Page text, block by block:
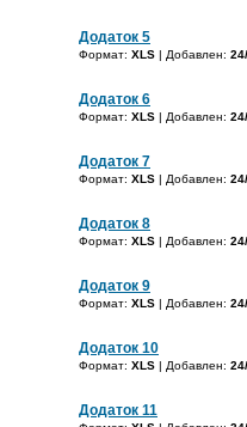
Додаток 5
Формат: XLS | Добавлен:
Додаток 6
Формат: XLS | Добавлен:
Додаток 7
Формат: XLS | Добавлен:
Додаток 8
Формат: XLS | Добавлен:
Додаток 9
Формат: XLS | Добавлен:
Додаток 10
Формат: XLS | Добавлен:
Додаток 11